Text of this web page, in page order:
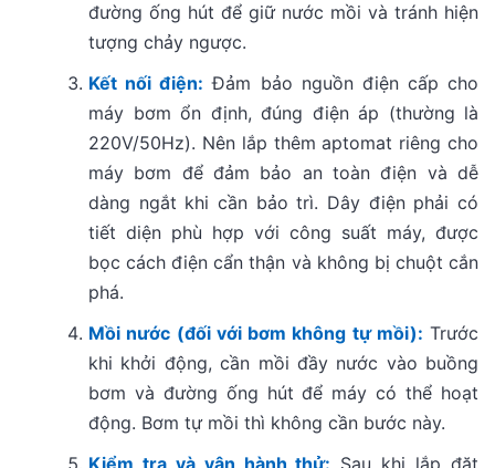
đường ống hút để giữ nước mồi và tránh hiện
tượng chảy ngược.
Kết nối điện: Đảm bảo nguồn điện cấp cho
máy bơm ổn định, đúng điện áp (thường là
220V/50Hz). Nên lắp thêm aptomat riêng cho
máy bơm để đảm bảo an toàn điện và dễ
dàng ngắt khi cần bảo trì. Dây điện phải có
tiết diện phù hợp với công suất máy, được
bọc cách điện cẩn thận và không bị chuột cắn
phá.
Mồi nước (đối với bơm không tự mồi): Trước
khi khởi động, cần mồi đầy nước vào buồng
bơm và đường ống hút để máy có thể hoạt
động. Bơm tự mồi thì không cần bước này.